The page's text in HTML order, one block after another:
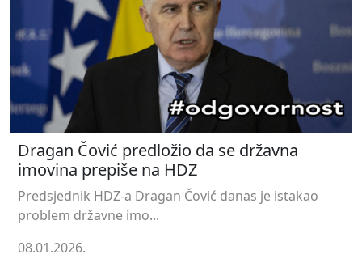
Dragan Čović predložio da se državna
imovina prepiše na HDZ
Predsjednik HDZ-a Dragan Čović danas je istakao
problem državne imo...
08.01.2026.